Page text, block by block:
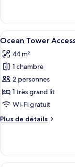
PKG]
Forest
Tower
Accessible
King
+
Splash
Bay
Ticket,
4
CI
14-
le
type
de
[Splash
Bay
Forest
Tower
Accessible
King
+
4
Pax
Afficher
toutes
les
photos
pour
ce
type
chambre :
Accessible
5
Ocean Tower
44 m²
1 chambre
2 personnes
1 très grand lit
Wi-Fi gratuit
Plus de détails
Plus
le
type